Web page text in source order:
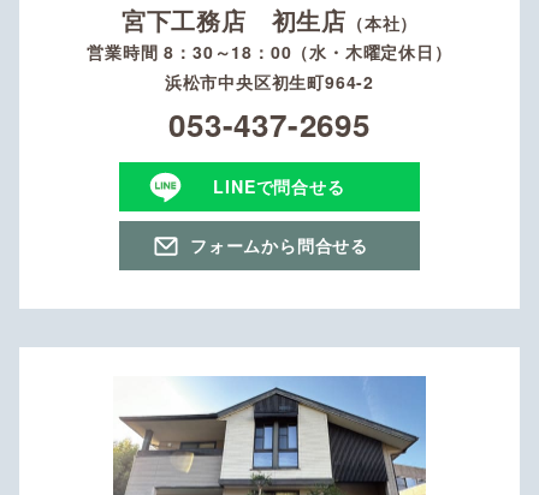
宮下工務店 初生店 （本社）
営業時間 8：30～18：00（水・木曜定休日）
浜松市中央区初生町964-2
053-437-2695
LINEで問合せる
フォームから問合せる